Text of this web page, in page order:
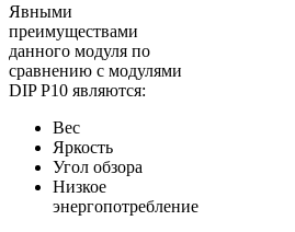
Явными
преимуществами
данного модуля по
сравнению с модулями
DIP P10 являются:
Вес
Яркость
Угол обзора
Низкое
энергопотребление